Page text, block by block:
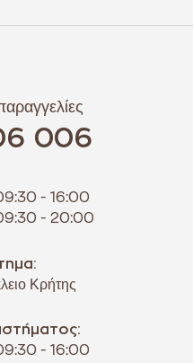
006
- 16:00
- 20:00
Κρήτης
- 16:00